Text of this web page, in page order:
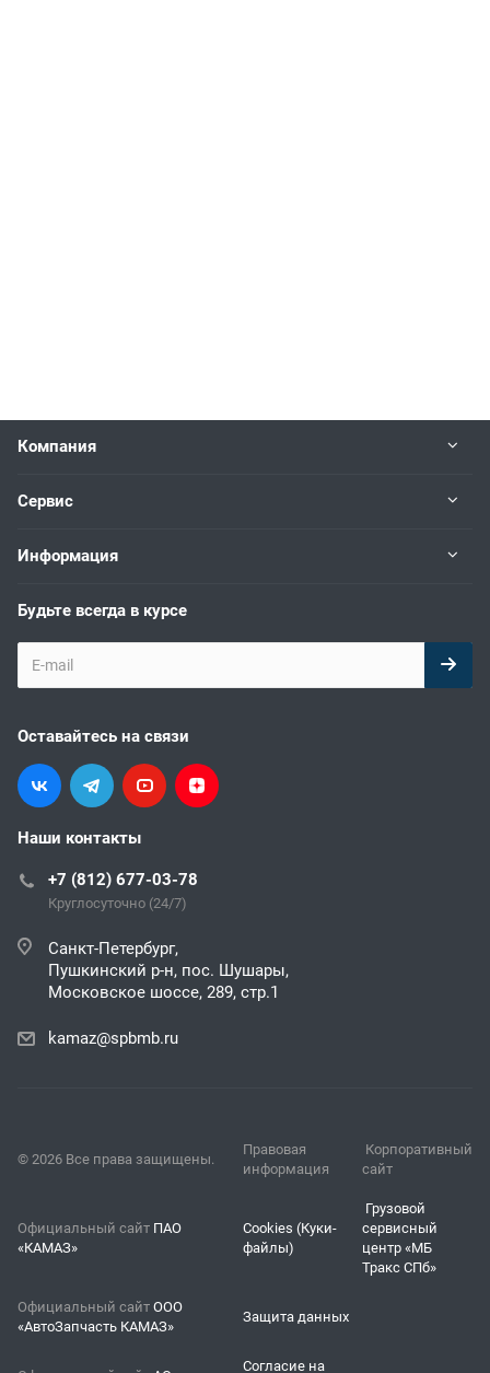
Компания
Сервис
Информация
Будьте всегда в курсе
Оставайтесь на связи
Наши контакты
+7 (812) 677-03-78
Круглосуточно (24/7)
Санкт-Петербург,
Пушкинский р-н, пос. Шушары,
Московское шоссе, 289, стр.1
kamaz@spbmb.ru
© 2026 Все права защищены.
Правовая
информация
Корпоративный
сайт
Официальный сайт ПАО
«КАМАЗ»
Cookies (Куки-
файлы)
Грузовой
сервисный
центр «МБ
Тракс СПб»
Официальный сайт ООО
«АвтоЗапчасть КАМАЗ»
Защита данных
Согласие на